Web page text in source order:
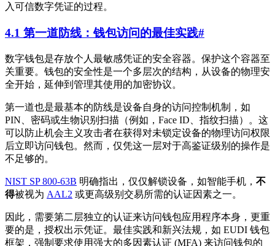
入可信数字凭证的过程。
4.1 第一道防线：钱包访问的最佳实践#
数字钱包是存放个人最敏感凭证的安全容器。保护这个容器至
关重要。钱包的安全性是一个多层次的结构，从设备的物理安
全开始，延伸到管理其使用的加密协议。
第一道也是最基本的防线是设备自身的访问控制机制，如
PIN、密码或生物识别扫描（例如，Face ID、指纹扫描）。这
可以防止机会主义攻击者在获得对未锁定设备的物理访问权限
后立即访问钱包。然而，仅凭这一层对于高鉴证级别的操作是
不足够的。
NIST SP 800-63B 明确指出，仅仅解锁设备，如智能手机， 不
得被视为 AAL2 或更高级别交易所需的认证因素之一。
因此，需要第二层独立的认证来访问钱包应用程序本身，更重
要的是，授权出示凭证。最佳实践和新兴法规，如 EUDI 钱包
框架，强制要求使用强大的多因素认证 (MFA) 来访问钱包的